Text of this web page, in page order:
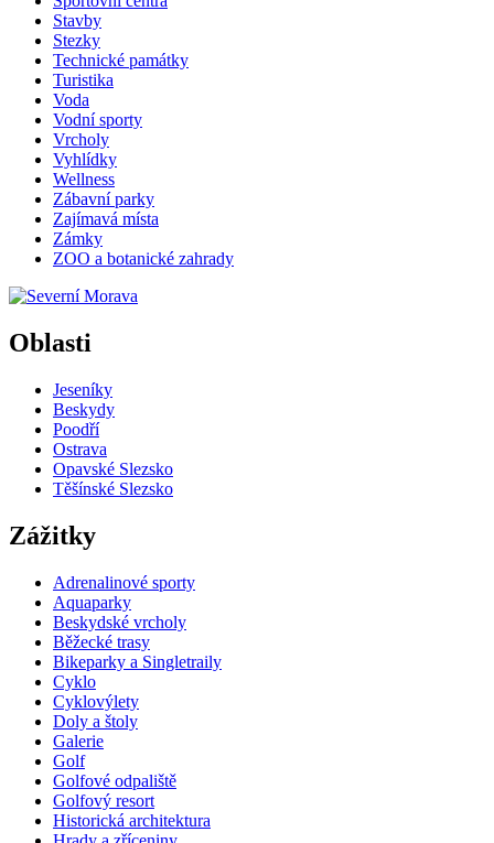
Stavby
Stezky
Technické památky
Turistika
Voda
Vodní sporty
Vrcholy
Vyhlídky
Wellness
Zábavní parky
Zajímavá místa
Zámky
ZOO a botanické zahrady
Oblasti
Jeseníky
Beskydy
Poodří
Ostrava
Opavské Slezsko
Těšínské Slezsko
Zážitky
Adrenalinové sporty
Aquaparky
Beskydské vrcholy
Běžecké trasy
Bikeparky a Singletraily
Cyklo
Cyklovýlety
Doly a štoly
Galerie
Golf
Golfové odpaliště
Golfový resort
Historická architektura